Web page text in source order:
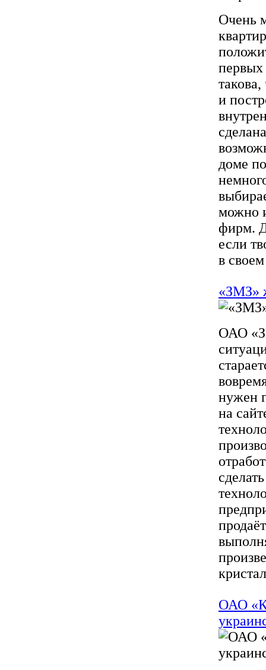
Очень
первых
и
доме
можно
фирм.
если
в
«ЗМЗ»
ОАО
нужен
на
ОАО